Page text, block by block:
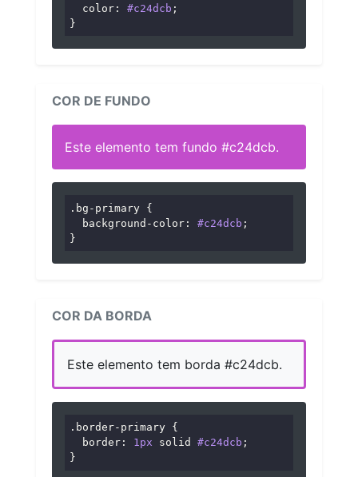
color : #c24dcb ;
}
COR DE FUNDO
Este elemento tem fundo #c24dcb.
.bg-primary {
background-color : #c24dcb ;
}
COR DA BORDA
Este elemento tem borda #c24dcb.
.border-primary {
border : 1px solid #c24dcb ;
}